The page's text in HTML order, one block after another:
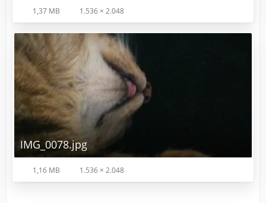
1,37 MB 1.536 × 2.048
IMG_0078.jpg
1,16 MB 1.536 × 2.048